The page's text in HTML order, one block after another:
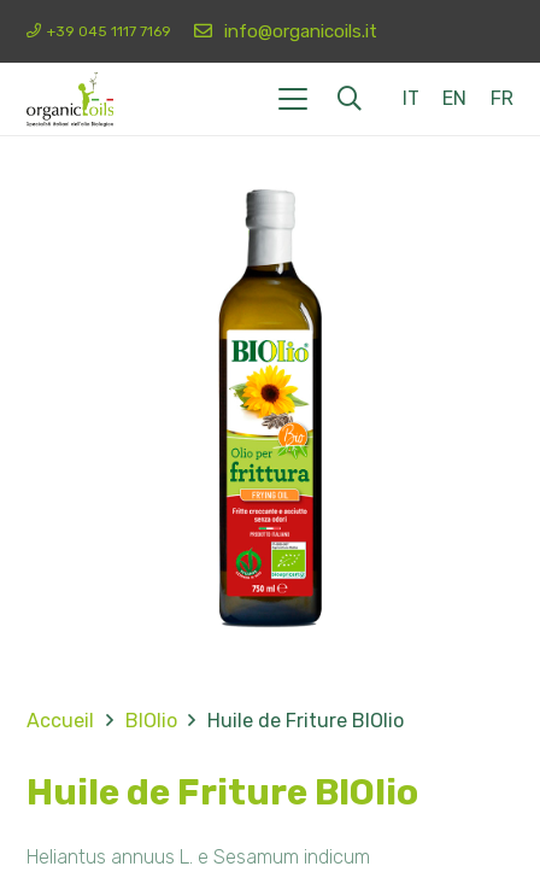
+39 045 1117 7169 info@organicoils.it
IT EN FR
Accueil BIOlio Huile de Friture BIOlio
Huile de Friture BIOlio
Heliantus annuus L. e Sesamum indicum